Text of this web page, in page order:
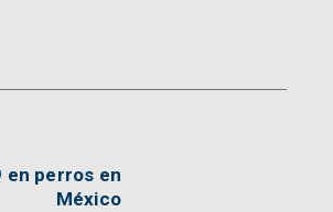
en perros en
México